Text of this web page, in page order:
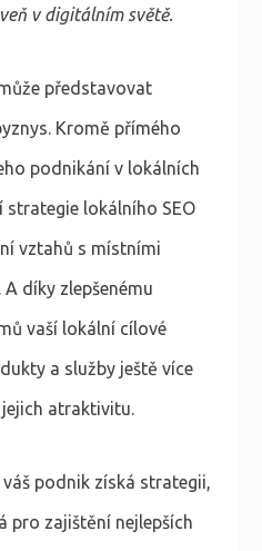
v digitálním světě.
představovat
Kromě přímého
podnikání v lokálních
lokálního SEO
vztahů s místními
díky zlepšenému
vaší lokální cílové
a služby ještě více
atraktivitu.
váš podnik získá strategii,
pro zajištění nejlepších